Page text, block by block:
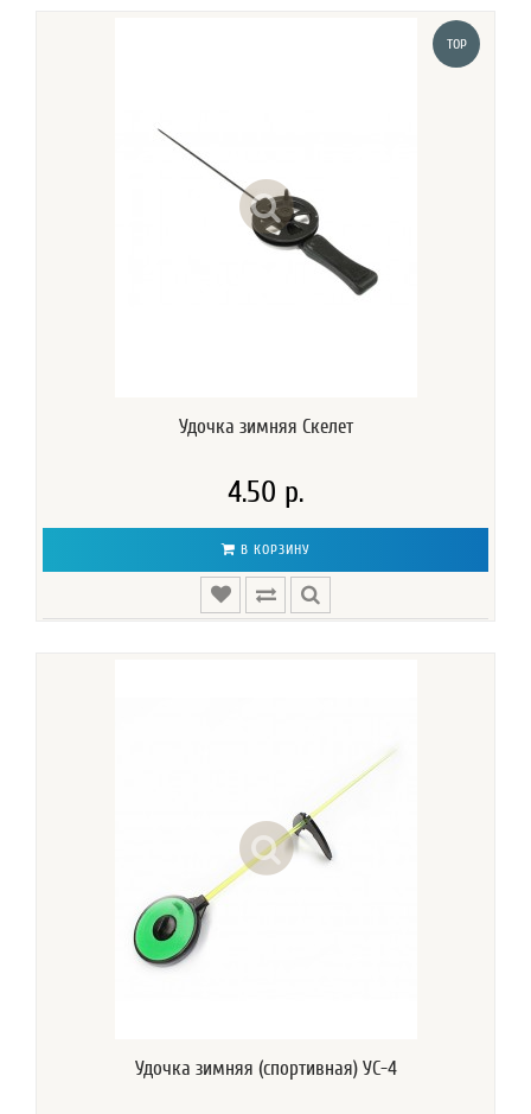
TOP
Удочка зимняя Скелет
4.50 р.
В КОРЗИНУ
Удочка зимняя (спортивная) УС-4